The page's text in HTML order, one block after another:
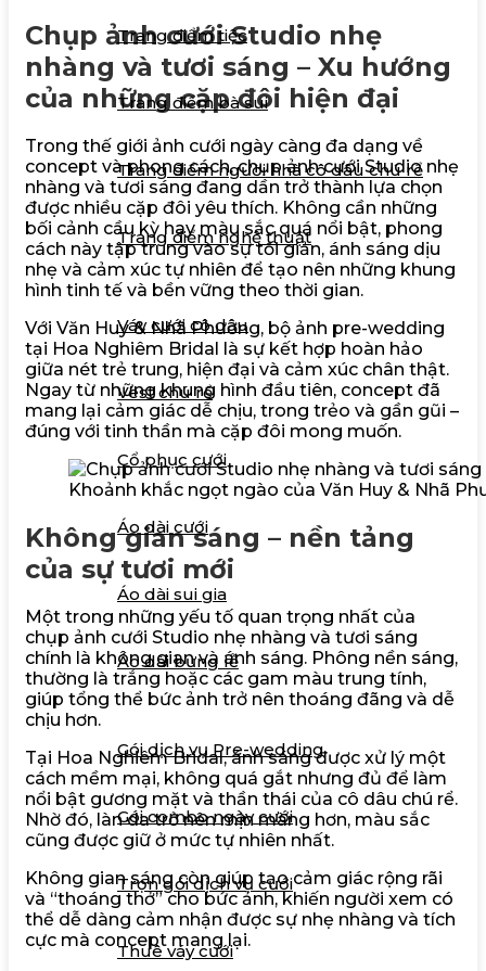
Trang điểm tiệc
Trang điểm bà sui
Trang điểm người nhà cô dâu chú rể
Trang điểm nghệ thuật
Trang phục cưới
Váy cưới cô dâu
Vest chú rể
Cổ phục cưới
Áo dài cưới
Áo dài sui gia
Áo dài bưng lễ
Báo giá
Gói dịch vụ Pre-wedding
Gói combo ngày cưới
Trọn gói dịch vụ cưới
Thuê váy cưới
Chụp ảnh cưới Studio nhẹ
nhàng và tươi sáng – Xu hướng
của những cặp đôi hiện đại
Trong thế giới ảnh cưới ngày càng đa dạng về
concept và phong cách, chụp ảnh cưới Studio nhẹ
nhàng và tươi sáng đang dần trở thành lựa chọn
được nhiều cặp đôi yêu thích. Không cần những
bối cảnh cầu kỳ hay màu sắc quá nổi bật, phong
cách này tập trung vào sự tối giản, ánh sáng dịu
nhẹ và cảm xúc tự nhiên để tạo nên những khung
hình tinh tế và bền vững theo thời gian.
Với Văn Huy & Nhã Phương, bộ ảnh pre-wedding
tại Hoa Nghiêm Bridal là sự kết hợp hoàn hảo
giữa nét trẻ trung, hiện đại và cảm xúc chân thật.
Ngay từ những khung hình đầu tiên, concept đã
mang lại cảm giác dễ chịu, trong trẻo và gần gũi –
đúng với tinh thần mà cặp đôi mong muốn.
Khoảnh khắc ngọt ngào của Văn Huy & Nhã
Không gian sáng – nền tảng
của sự tươi mới
Một trong những yếu tố quan trọng nhất của
chụp ảnh cưới Studio nhẹ nhàng và tươi sáng
chính là không gian và ánh sáng. Phông nền sáng,
thường là trắng hoặc các gam màu trung tính,
giúp tổng thể bức ảnh trở nên thoáng đãng và dễ
chịu hơn.
Tại Hoa Nghiêm Bridal, ánh sáng được xử lý một
cách mềm mại, không quá gắt nhưng đủ để làm
nổi bật gương mặt và thần thái của cô dâu chú rể.
Nhờ đó, làn da trở nên mịn màng hơn, màu sắc
cũng được giữ ở mức tự nhiên nhất.
Không gian sáng còn giúp tạo cảm giác rộng rãi
và “thoáng thở” cho bức ảnh, khiến người xem có
thể dễ dàng cảm nhận được sự nhẹ nhàng và tích
cực mà concept mang lại.